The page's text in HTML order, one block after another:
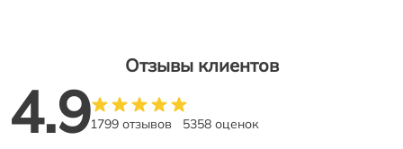
Отзывы клиентов
4.91799 отзывов 5358 оценок